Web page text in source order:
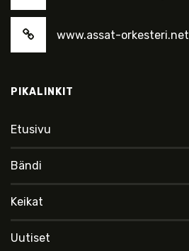
www.assat-orkesteri.net
PIKALINKIT
Etusivu
Bändi
Keikat
Uutiset